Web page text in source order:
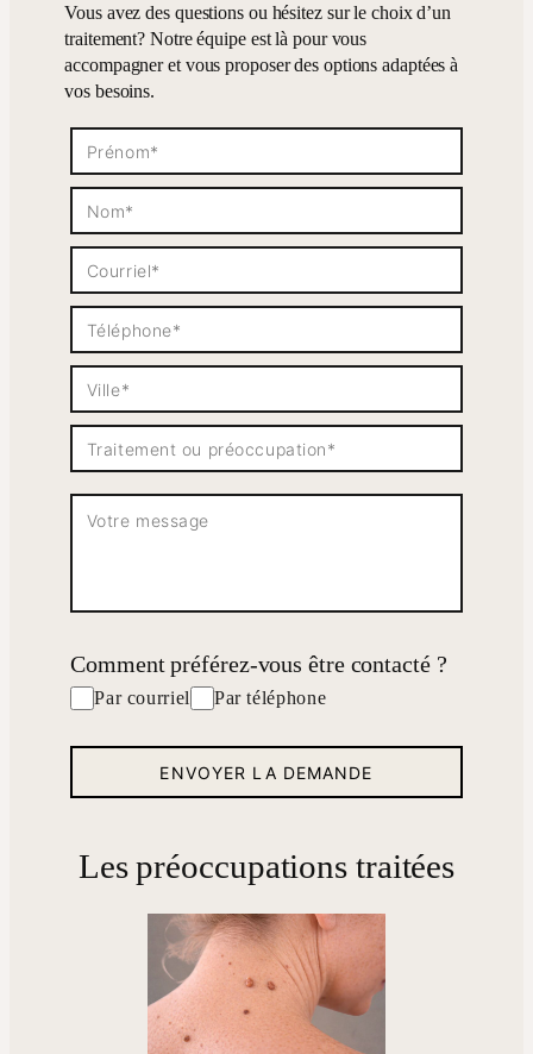
Vous avez des questions ou hésitez sur le choix d’un
traitement? Notre équipe est là pour vous
accompagner et vous proposer des options adaptées à
vos besoins.
Comment préférez-vous être contacté ?
Par courriel Par téléphone
Les préoccupations traitées